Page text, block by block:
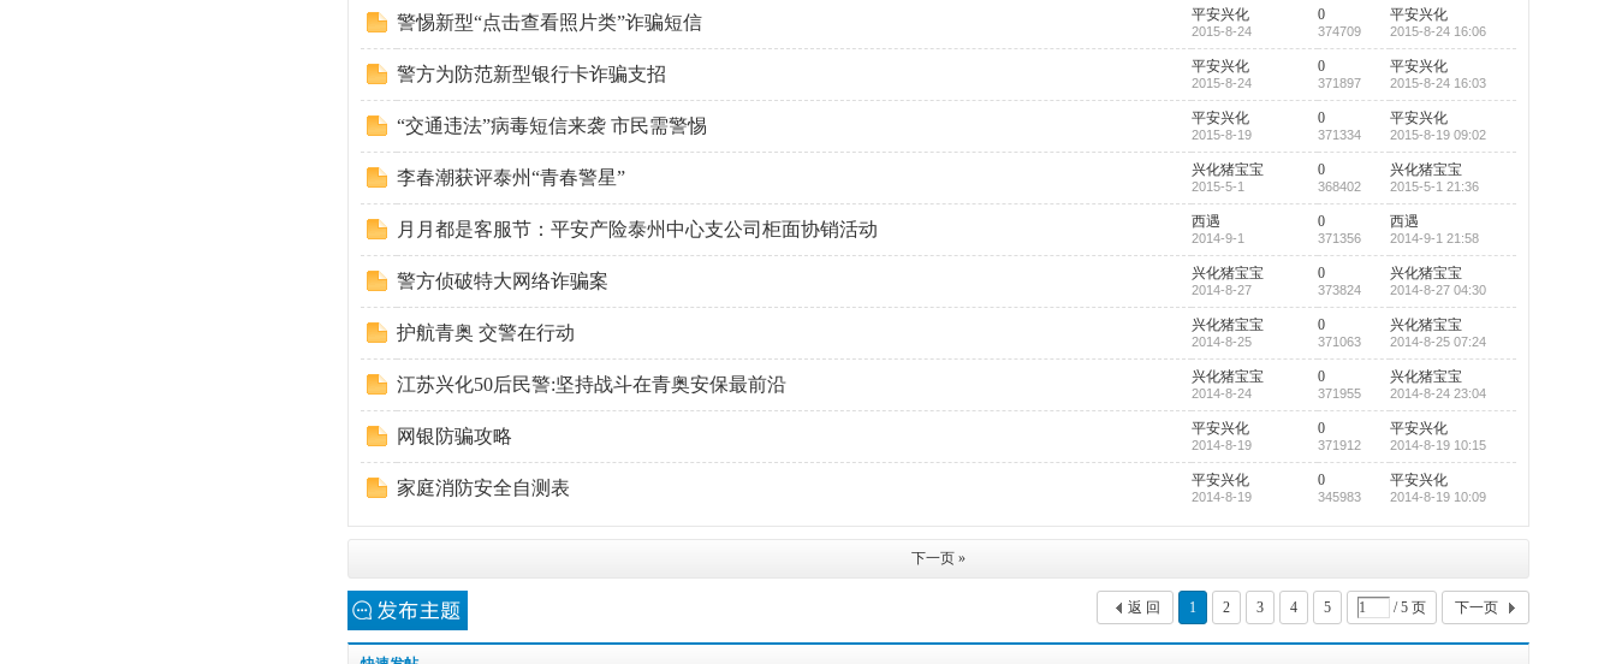
警惕新型“点击查看照片类”诈骗短信 平安兴化
2015-8-24
0
374709
平安兴化
2015-8-24 16:06
警方为防范新型银行卡诈骗支招 平安兴化
2015-8-24
0
371897
平安兴化
2015-8-24 16:03
“交通违法”病毒短信来袭 市民需警惕 平安兴化
2015-8-19
0
371334
平安兴化
2015-8-19 09:02
李春潮获评泰州“青春警星” 兴化猪宝宝
2015-5-1
0
368402
兴化猪宝宝
2015-5-1 21:36
月月都是客服节：平安产险泰州中心支公司柜面协销活动 西遇
2014-9-1
0
371356
西遇
2014-9-1 21:58
警方侦破特大网络诈骗案 兴化猪宝宝
2014-8-27
0
373824
兴化猪宝宝
2014-8-27 04:30
护航青奥 交警在行动 兴化猪宝宝
2014-8-25
0
371063
兴化猪宝宝
2014-8-25 07:24
江苏兴化50后民警:坚持战斗在青奥安保最前沿 兴化猪宝宝
2014-8-24
0
371955
兴化猪宝宝
2014-8-24 23:04
网银防骗攻略 平安兴化
2014-8-19
0
371912
平安兴化
2014-8-19 10:15
家庭消防安全自测表 平安兴化
2014-8-19
0
345983
平安兴化
2014-8-19 10:09
下一页 »
1 2 3 4 5 / 5 页 下一页
返 回